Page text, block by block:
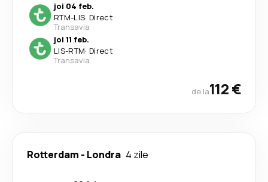
joi 04 feb.
RTM-LIS· Direct
Transavia
joi 11 feb.
LIS-RTM· Direct
Transavia
de la112 €
Rotterdam - Londra 4 zile